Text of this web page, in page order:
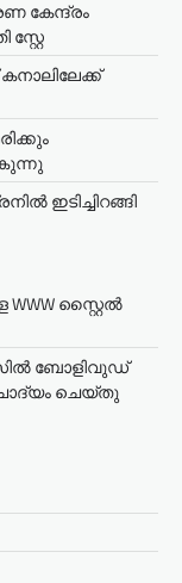
കേന്ദ്രം
ഇടിച്ചിറങ്ങി
സ്റ്റൈൽ
ബോളിവുഡ്
ചെയ്തു